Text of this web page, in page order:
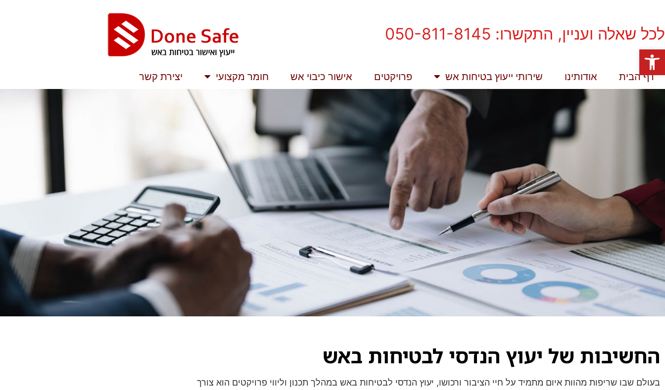
פתח סרגל נגישות
לכל שאלה ועניין, התקשרו: 050-811-8145
דף הבית אודותינו שירותי ייעוץ בטיחות אש פרויקטים אישור כיבוי אש חומר מקצועי יצירת קשר
החשיבות של יעוץ הנדסי לבטיחות באש
בעולם שבו שריפות מהוות איום מתמיד על חיי הציבור ורכושו, יעוץ הנדסי לבטיחות באש במהלך תכנון וליווי פרויקטים הוא צורך